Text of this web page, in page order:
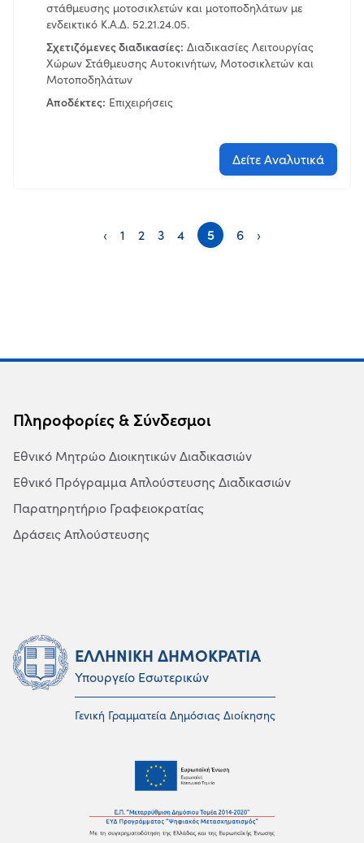
στάθμευσης μοτοσικλετών και μοτοποδηλάτων με
ενδεικτικό Κ.Α.Δ. 52.21.24.05.
Σχετιζόμενες διαδικασίες: Διαδικασίες Λειτουργίας
Χώρων Στάθμευσης Αυτοκινήτων, Μοτοσικλετών και
Μοτοποδηλάτων
Αποδέκτες: Επιχειρήσεις
Δείτε Αναλυτικά
‹ 1 2 3 4 5 6 ›
Πληροφορίες & Σύνδεσμοι
Εθνικό Μητρώο Διοικητικών Διαδικασιών
Εθνικό Πρόγραμμα Απλούστευσης Διαδικασιών
Παρατηρητήριο Γραφειοκρατίας
Δράσεις Απλούστευσης
ΕΛΛΗΝΙΚΗ ΔΗΜΟΚΡΑΤΙΑ
Υπουργείο Εσωτερικών
Γενική Γραμματεία Δημόσιας Διοίκησης